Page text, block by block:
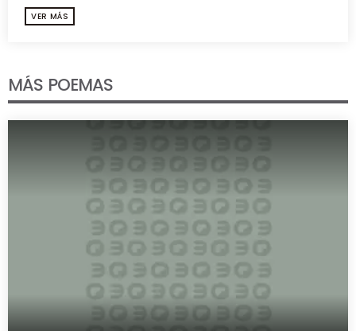
VER MÁS
MÁS POEMAS